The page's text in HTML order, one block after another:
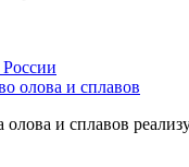
олова и сплавов
олова и сплавов